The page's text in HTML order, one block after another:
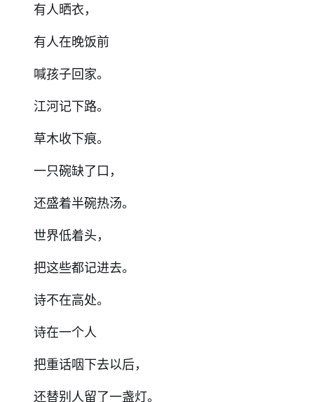
有人晒衣，
有人在晚饭前
喊孩子回家。
江河记下路。
草木收下痕。
一只碗缺了口，
还盛着半碗热汤。
世界低着头，
把这些都记进去。
诗不在高处。
诗在一个人
把重话咽下去以后，
还替别人留了一盏灯。